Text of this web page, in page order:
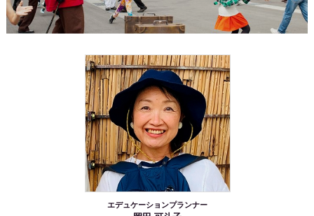
エデュケーションプランナー